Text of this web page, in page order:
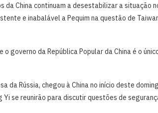
da China continuam a desestabilizar a situação
e inabalável a Pequim na questão de
o governo da República Popular da China é o
da Rússia, chegou à China no início deste
Yi se reunirão para discutir ​questões de